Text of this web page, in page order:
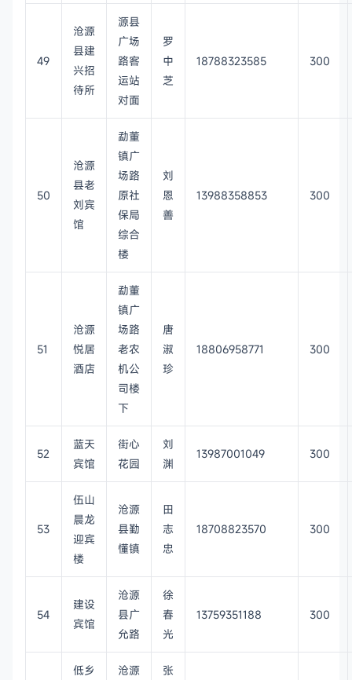
49
沧源
县建
兴招
待所
源县
广场
路客
运站
对面
罗
中
芝
18788323585 300
50
沧源
县老
刘宾
馆
勐董
镇广
场路
原社
保局
综合
楼
刘
恩
善
13988358853 300
51
沧源
悦居
酒店
勐董
镇广
场路
老农
机公
司楼
下
唐
淑
珍
18806958771 300
52
蓝天
宾馆
街心
花园
刘
渊
13987001049 300
53
伍山
晨龙
迎宾
楼
沧源
县勤
懂镇
田
志
忠
18708823570 300
54
建设
宾馆
沧源
县广
允路
徐
春
光
13759351188 300
低乡
沧源
张